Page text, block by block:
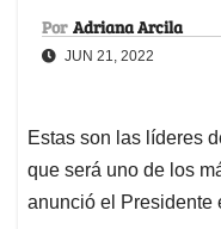
Por Adriana Arcila
JUN 21, 2022
Estas son las líderes
que será uno de los
anunció el Presidente